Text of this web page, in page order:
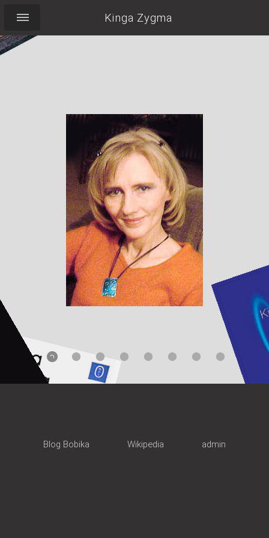
Kinga Zygma
Pocieszyć Labradorkę,
wypić herbatę,
pilnować torebki,
nie zapomnieć o
uśmiechu...
Blog Bobika Wikipedia admin